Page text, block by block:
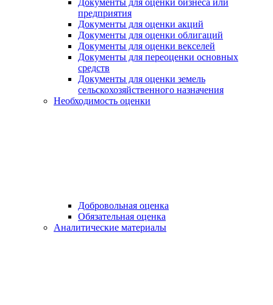
Документы для оценки бизнеса или
предприятия
Документы для оценки акций
Документы для оценки облигаций
Документы для оценки векселей
Документы для переоценки основных
средств
Документы для оценки земель
сельскохозяйственного назначения
Необходимость оценки
Добровольная оценка
Обязательная оценка
Аналитические материалы